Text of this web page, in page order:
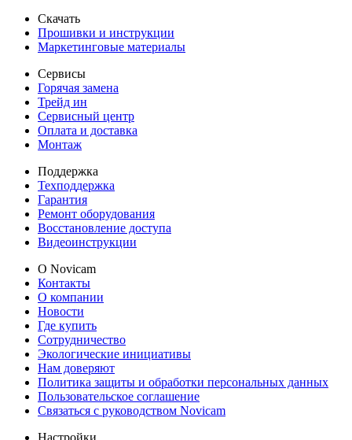
Скачать
Прошивки и инструкции
Маркетинговые материалы
Сервисы
Горячая замена
Трейд ин
Сервисный центр
Оплата и доставка
Монтаж
Поддержка
Техподдержка
Гарантия
Ремонт оборудования
Восстановление доступа
Видеоинструкции
О Novicam
Контакты
О компании
Новости
Где купить
Сотрудничество
Экологические инициативы
Нам доверяют
Политика защиты и обработки персональных данных
Пользовательское соглашение
Связаться с руководством Novicam